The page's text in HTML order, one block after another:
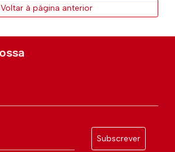
à página anterior
Subscrever